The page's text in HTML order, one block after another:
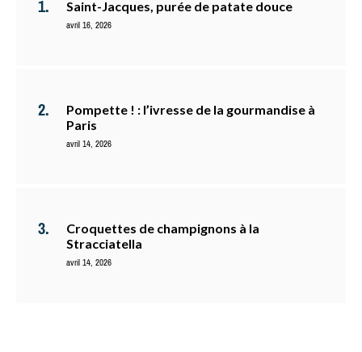
Saint-Jacques, purée de patate douce
avril 16, 2026
Pompette ! : l’ivresse de la gourmandise à
Paris
avril 14, 2026
Croquettes de champignons à la
Stracciatella
avril 14, 2026